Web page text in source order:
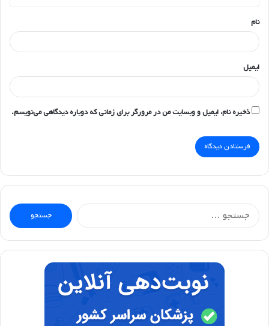
*
نام
ایمیل
ذخیره نام، ایمیل و وبسایت من در مرورگر برای زمانی که دوباره دیدگاهی می‌نویسم.
جستجو
برای: